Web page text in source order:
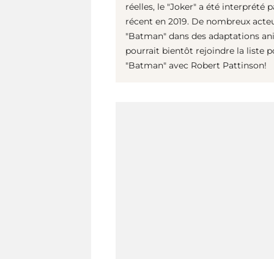
réelles, le "Joker" a été interprété
récent en 2019. De nombreux
"Batman" dans des adaptations
pourrait bientôt rejoindre la liste
"Batman" avec Robert Pattinson!